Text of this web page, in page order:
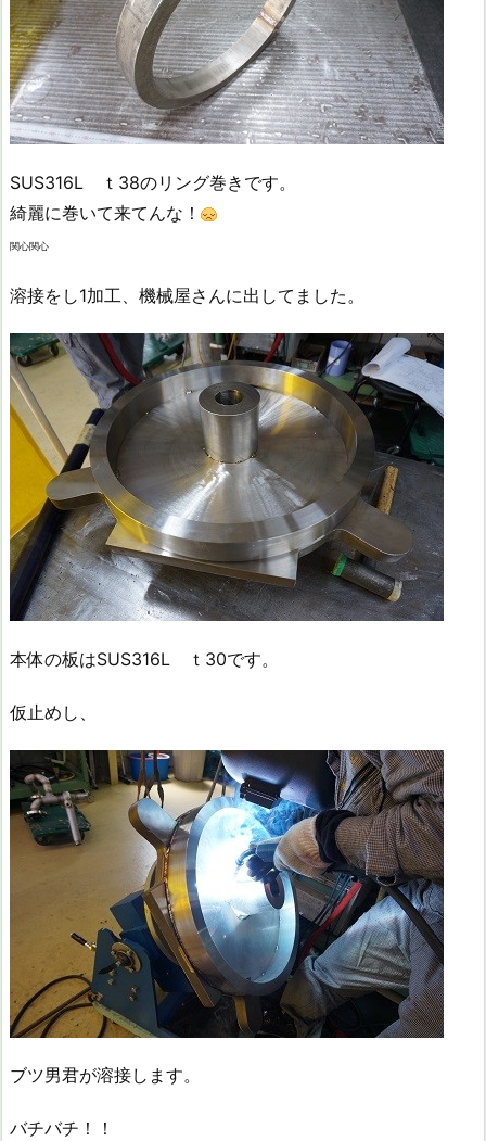
SUS316L ｔ38のリング巻きです。
綺麗に巻いて来てんな！
関心関心
溶接をし1加工、機械屋さんに出してました。
本体の板はSUS316L ｔ30です。
仮止めし、
ブツ男君が溶接します。
バチバチ！！